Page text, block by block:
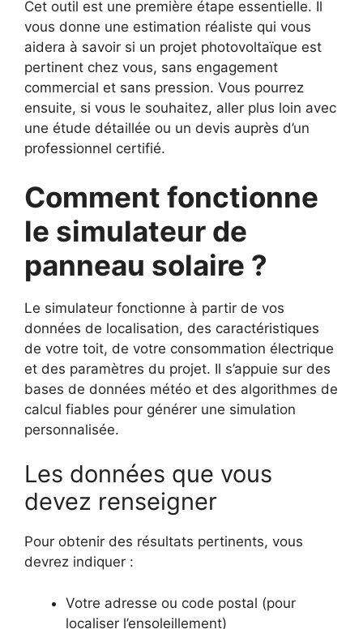
Cet outil est une première étape essentielle. Il
vous donne une estimation réaliste qui vous
aidera à savoir si un projet photovoltaïque est
pertinent chez vous, sans engagement
commercial et sans pression. Vous pourrez
ensuite, si vous le souhaitez, aller plus loin avec
une étude détaillée ou un devis auprès d’un
professionnel certifié.
Comment fonctionne
le simulateur de
panneau solaire ?
Le simulateur fonctionne à partir de vos
données de localisation, des caractéristiques
de votre toit, de votre consommation électrique
et des paramètres du projet. Il s’appuie sur des
bases de données météo et des algorithmes de
calcul fiables pour générer une simulation
personnalisée.
Les données que vous
devez renseigner
Pour obtenir des résultats pertinents, vous
devrez indiquer :
Votre adresse ou code postal (pour
localiser l’ensoleillement)